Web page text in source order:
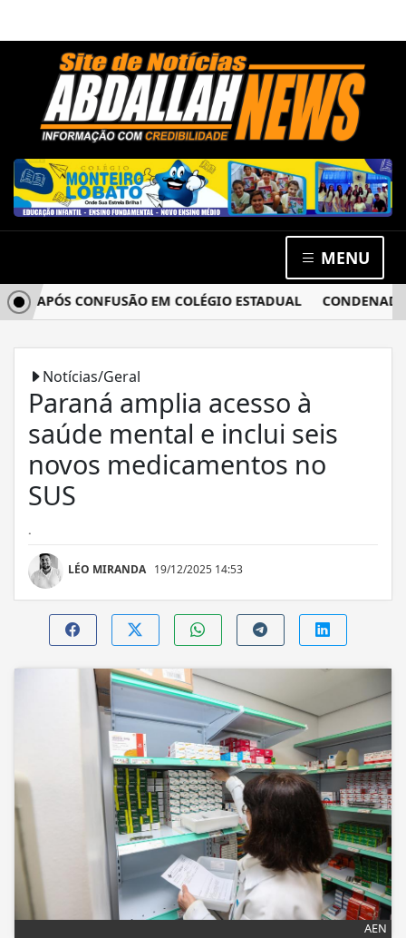
MENU
CONFUSÃO EM COLÉGIO ESTADUAL CONDENADO
Notícias/Geral
Paraná amplia acesso à
saúde mental e inclui seis
novos medicamentos no
SUS
.
LÉO MIRANDA 19/12/2025 14:53
AEN